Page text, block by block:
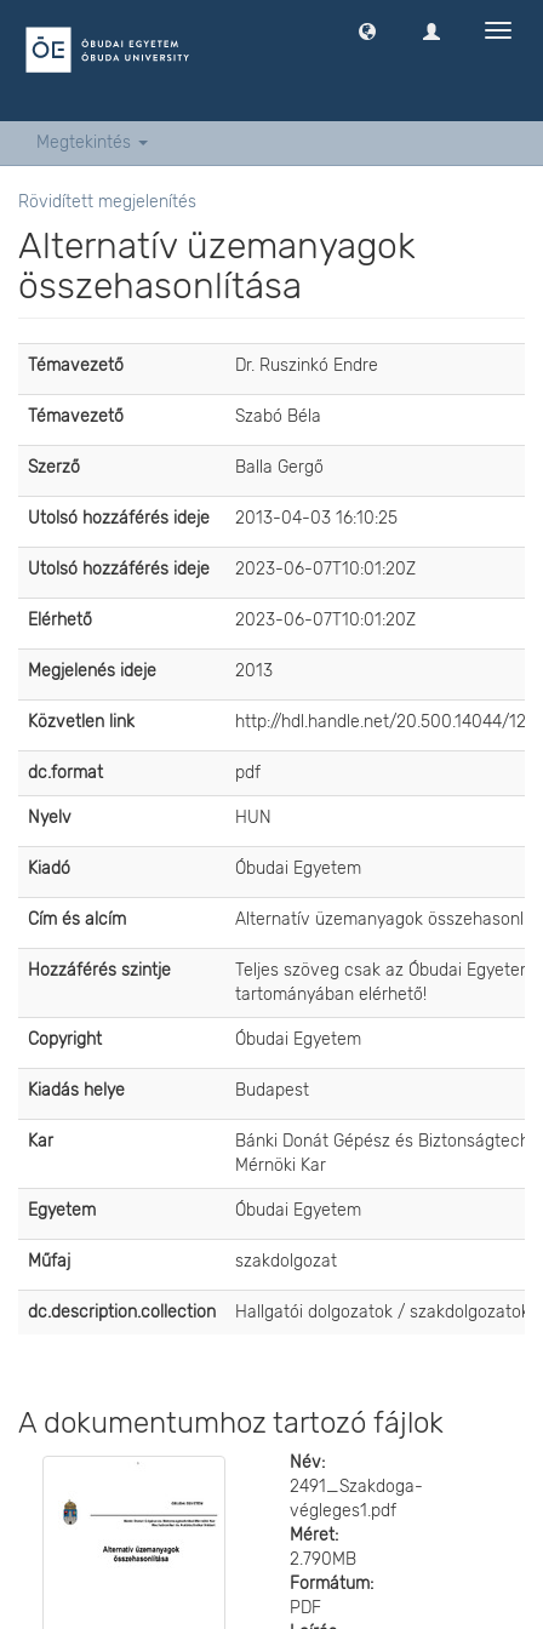
Megtekintés
Rövidített megjelenítés
Alternatív üzemanyagok
összehasonlítása
Témavezető Dr. Ruszinkó Endre
Témavezető Szabó Béla
Szerző Balla Gergő
Utolsó hozzáférés ideje 2013-04-03 16:10:25
Utolsó hozzáférés ideje 2023-06-07T10:01:20Z
Elérhető 2023-06-07T10:01:20Z
Megjelenés ideje 2013
Közvetlen link http://hdl.handle.net/20.500.14044/
dc.format pdf
Nyelv HUN
Kiadó Óbudai Egyetem
Cím és alcím Alternatív üzemanyagok
Hozzáférés szintje
Teljes szöveg csak az Óbudai Egyetem
tartományában elérhető!
Copyright Óbudai Egyetem
Kiadás helye Budapest
Kar
Bánki Donát Gépész és
Mérnöki Kar
Egyetem Óbudai Egyetem
Műfaj szakdolgozat
dc.description.collection Hallgatói dolgozatok / szakdolgozatok
A dokumentumhoz tartozó fájlok
Név:
2491_Szakdoga-
végleges1.pdf
Méret:
2.790MB
Formátum:
PDF